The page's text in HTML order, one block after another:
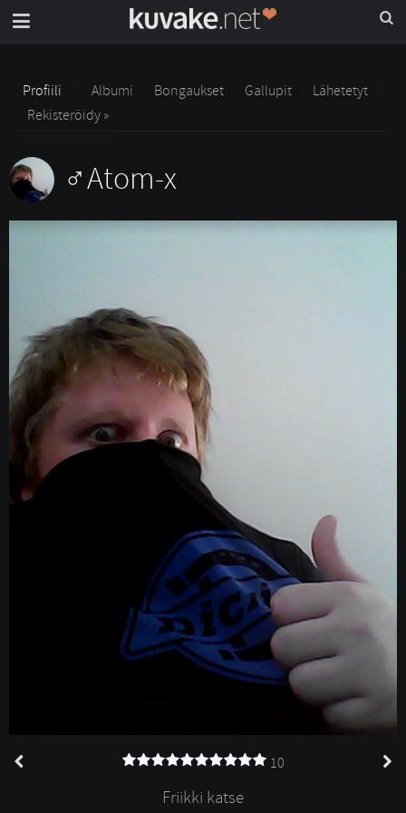
Profiili Albumi Bongaukset Gallupit
Lähetetyt
Rekisteröidy »
Atom-x
10
Friikki katse